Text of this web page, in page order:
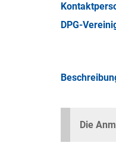
DPG-
Die